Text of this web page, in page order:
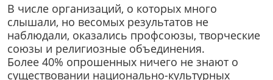
В числе организаций, о которых много
слышали, но весомых результатов не
наблюдали, оказались профсоюзы, творческие
союзы и религиозные объединения.
Более 40% опрошенных ничего не знают о
существовании национально-культурных